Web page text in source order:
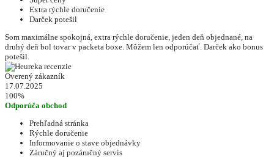
Extra rýchle doručenie
Darček potešil
Som maximálne spokojná, extra rýchle doručenie, jeden deň objednané, na
druhý deň bol tovar v packeta boxe. Môžem len odporúčať. Darček ako bonus
potešil.
Overený zákazník
17.07.2025
100%
Odporúča obchod
Prehľadná stránka
Rýchle doručenie
Informovanie o stave objednávky
Záručný aj pozáručný servis